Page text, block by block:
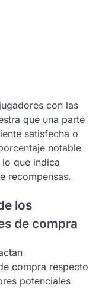
con las
que una parte
satisfecha o
notable
que indica
recompensas.
los
de compra
compra respecto
potenciales